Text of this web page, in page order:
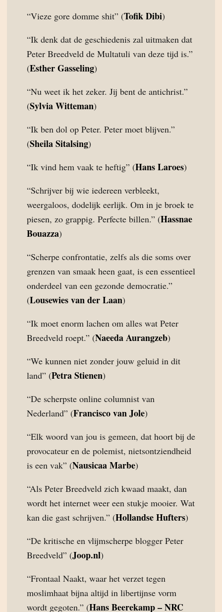
“Vieze gore domme shit” (Tofik Dibi)
“Ik denk dat de geschiedenis zal uitmaken dat
Peter Breedveld de Multatuli van deze tijd is.”
(Esther Gasseling)
“Nu weet ik het zeker. Jij bent de antichrist.”
(Sylvia Witteman)
“Ik ben dol op Peter. Peter moet blijven.”
(Sheila Sitalsing)
“Ik vind hem vaak te heftig” (Hans Laroes)
“Schrijver bij wie iedereen verbleekt,
weergaloos, dodelijk eerlijk. Om in je broek te
piesen, zo grappig. Perfecte billen.” (Hassnae
Bouazza)
“Scherpe confrontatie, zelfs als die soms over
grenzen van smaak heen gaat, is een essentieel
onderdeel van een gezonde democratie.”
(Lousewies van der Laan)
“Ik moet enorm lachen om alles wat Peter
Breedveld roept.” (Naeeda Aurangzeb)
“We kunnen niet zonder jouw geluid in dit
land” (Petra Stienen)
“De scherpste online columnist van
Nederland” (Francisco van Jole)
“Elk woord van jou is gemeen, dat hoort bij de
provocateur en de polemist, nietsontziendheid
is een vak” (Nausicaa Marbe)
“Als Peter Breedveld zich kwaad maakt, dan
wordt het internet weer een stukje mooier. Wat
kan die gast schrijven.” (Hollandse Hufters)
“De kritische en vlijmscherpe blogger Peter
Breedveld” (Joop.nl)
“Frontaal Naakt, waar het verzet tegen
moslimhaat bijna altijd in libertijnse vorm
wordt gegoten.” (Hans Beerekamp – NRC